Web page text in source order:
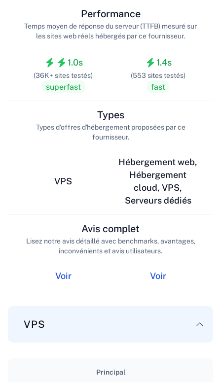
1.0s
(36K+ sites testés)
superfast
Performance
Temps moyen de réponse du serveur (TTFB) mesuré sur
les sites web réels hébergés par ce fournisseur.
1.4s
(553 sites testés)
fast
VPS
Types
Types d'offres d'hébergement proposées par ce
fournisseur.
Hébergement web,
Hébergement
cloud, VPS,
Serveurs dédiés
Voir
Avis complet
Lisez notre avis détaillé avec benchmarks, avantages,
inconvénients et avis utilisateurs.
Voir
VPS
Principal